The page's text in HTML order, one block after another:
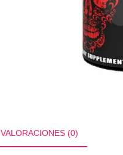
VALORACIONES (0)